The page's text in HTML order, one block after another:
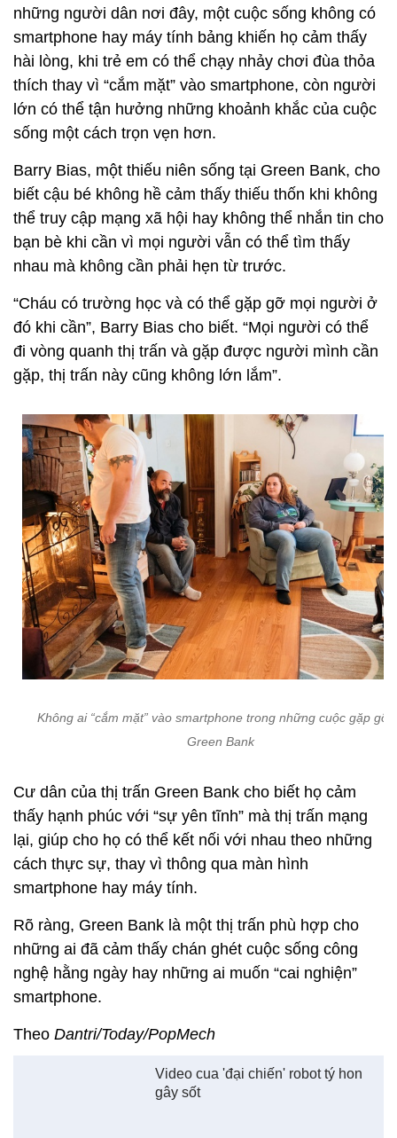
những người dân nơi đây, một cuộc sống không có
smartphone hay máy tính bảng khiến họ cảm thấy
hài lòng, khi trẻ em có thể chạy nhảy chơi đùa thỏa
thích thay vì “cắm mặt” vào smartphone, còn người
lớn có thể tận hưởng những khoảnh khắc của cuộc
sống một cách trọn vẹn hơn.
Barry Bias, một thiếu niên sống tại Green Bank, cho
biết cậu bé không hề cảm thấy thiếu thốn khi không
thể truy cập mạng xã hội hay không thể nhắn tin cho
bạn bè khi cần vì mọi người vẫn có thể tìm thấy
nhau mà không cần phải hẹn từ trước.
“Cháu có trường học và có thể gặp gỡ mọi người ở
đó khi cần”, Barry Bias cho biết. “Mọi người có thể
đi vòng quanh thị trấn và gặp được người mình cần
gặp, thị trấn này cũng không lớn lắm”.
Không ai “cắm mặt” vào smartphone trong những cuộc gặp gỡ
Green Bank
Cư dân của thị trấn Green Bank cho biết họ cảm
thấy hạnh phúc với “sự yên tĩnh” mà thị trấn mạng
lại, giúp cho họ có thể kết nối với nhau theo những
cách thực sự, thay vì thông qua màn hình
smartphone hay máy tính.
Rõ ràng, Green Bank là một thị trấn phù hợp cho
những ai đã cảm thấy chán ghét cuộc sống công
nghệ hằng ngày hay những ai muốn “cai nghiện”
smartphone.
Theo Dantri/Today/PopMech
Video cua 'đại chiến' robot tý hon
gây sốt